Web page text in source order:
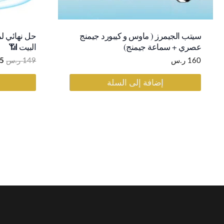
سيتب الجيمرز ( ماوس و كيبورد جيمنج
عصري + سماعة جيمنج)
160 ر.س
إضافة إلى السلة
حل نهائي
البيت 📶
149 ر.س